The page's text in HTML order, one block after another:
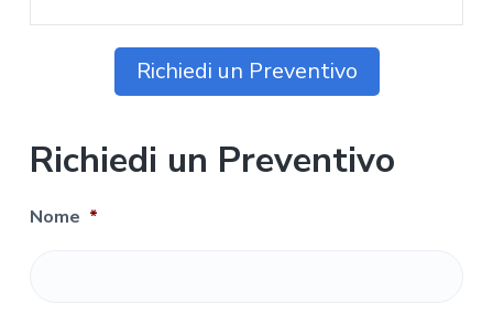
Richiedi un Preventivo
Richiedi un Preventivo
Nome *